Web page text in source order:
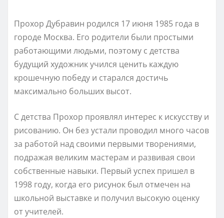
Прохор Дубравин родился 17 июня 1985 года в
городе Москва. Его родители были простыми
работающими людьми, поэтому с детства
будущий художник учился ценить каждую
крошечную победу и старался достичь
максимально больших высот.
С детства Прохор проявлял интерес к искусству и
рисованию. Он без устали проводил много часов
за работой над своими первыми творениями,
подражая великим мастерам и развивая свои
собственные навыки. Первый успех пришел в
1998 году, когда его рисунок был отмечен на
школьной выставке и получил высокую оценку
от учителей.